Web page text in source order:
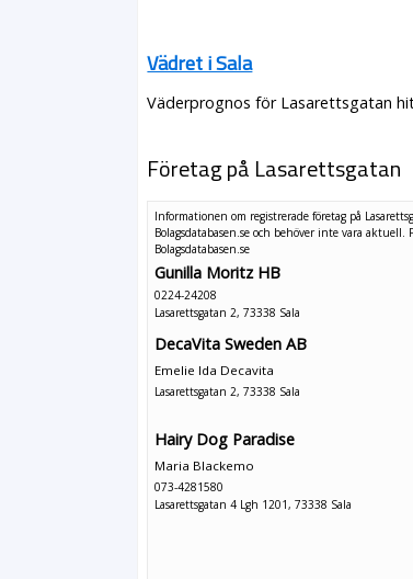
Vädret i Sala
Väderprognos för Lasarettsgatan
Företag på Lasarettsgatan
Informationen om registrerade företag på
Bolagsdatabasen.se och behöver inte vara aktuell.
Bolagsdatabasen.se
Gunilla Moritz HB
0224-24208
Lasarettsgatan 2, 73338 Sala
DecaVita Sweden AB
Emelie Ida Decavita
Lasarettsgatan 2, 73338 Sala
Hairy Dog Paradise
Maria Blackemo
073-4281580
Lasarettsgatan 4 Lgh 1201, 73338 Sala